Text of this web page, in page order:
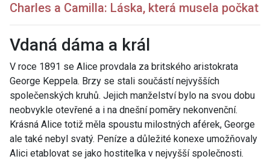
Charles a Camilla: Láska, která musela počkat
Vdaná dáma a král
V roce 1891 se Alice provdala za britského aristokrata
George Keppela. Brzy se stali součástí nejvyšších
společenských kruhů. Jejich manželství bylo na svou dobu
neobvykle otevřené a i na dnešní poměry nekonvenční.
Krásná Alice totiž měla spoustu milostných aférek, George
ale také nebyl svatý. Peníze a důležité konexe umožňovaly
Alici etablovat se jako hostitelka v nejvyšší společnosti.